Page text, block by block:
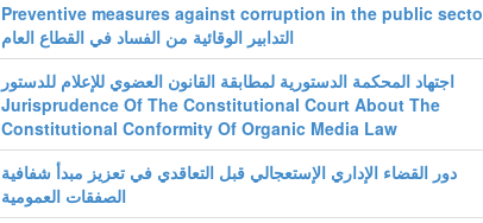
Preventive measures against corruption in the public
التدابير الوقائية من الفساد في القطاع العام
اجتهاد المحكمة الدستورية لمطابقة القانون العضوي للإعلام للدستور
Jurisprudence Of The Constitutional Court About The
Constitutional Conformity Of Organic Media Law
دور القضاء الإداري الإستعجالي قبل التعاقدي في تعزيز مبدأ شفافية
الصفقات العمومية